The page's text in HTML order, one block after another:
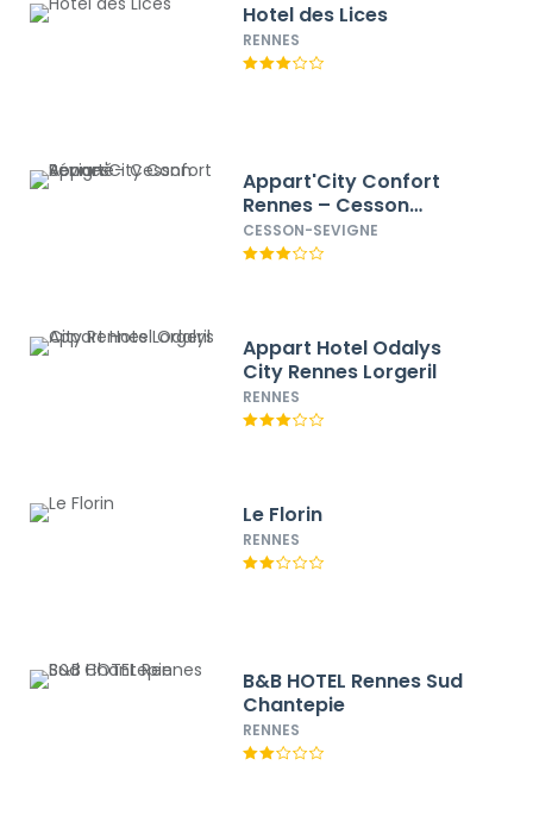
Hotel des Lices
RENNES
Appart'City Confort
Rennes – Cesson
Sévigné
CESSON-SEVIGNE
Appart Hotel Odalys
City Rennes Lorgeril
RENNES
Le Florin
RENNES
B&B HOTEL Rennes Sud
Chantepie
RENNES